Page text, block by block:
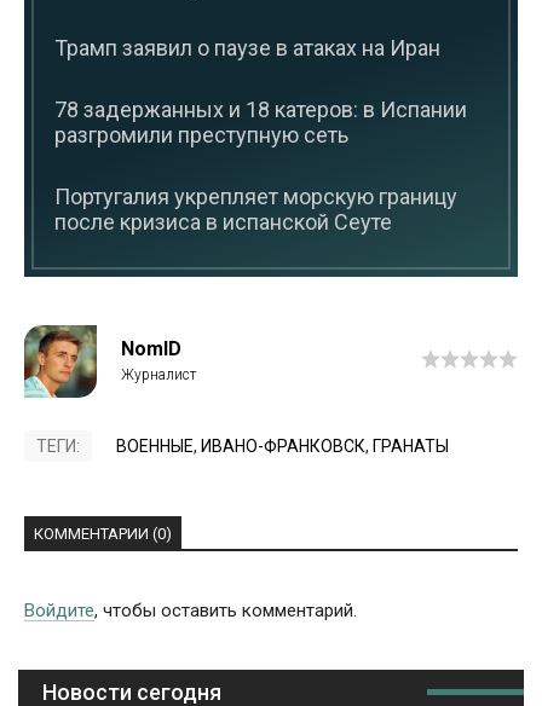
Трамп заявил о паузе в атаках на Иран
78 задержанных и 18 катеров: в Испании
разгромили преступную сеть
Португалия укрепляет морскую границу
после кризиса в испанской Сеуте
NomID
ТЕГИ: ВОЕННЫЕ, ИВАНО-ФРАНКОВСК, ГРАНАТЫ
КОММЕНТАРИИ (0)
Войдите, чтобы оставить комментарий.
Новости сегодня